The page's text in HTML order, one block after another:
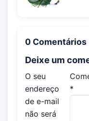
0 Comentários
Deixe um
O seu
endereço
de e-mail
não será
*